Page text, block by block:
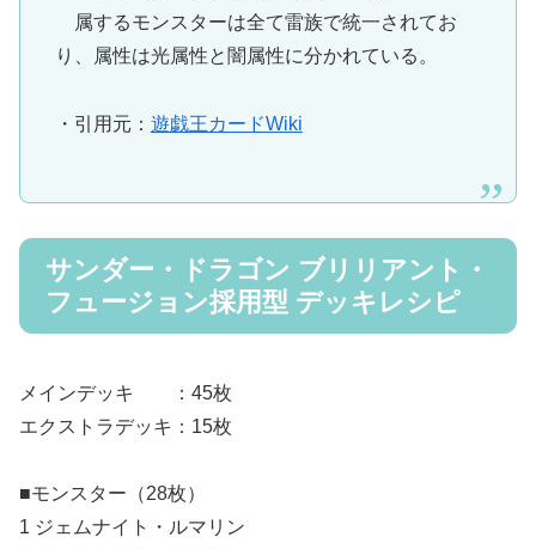
属するモンスターは全て雷族で統一されてお
り、属性は光属性と闇属性に分かれている。
・引用元： 遊戯王カードWiki
サンダー・ドラゴン ブリリアント・
フュージョン採用型 デッキレシピ
メインデッキ ：45枚
エクストラデッキ：15枚
■モンスター（28枚）
1 ジェムナイト・ルマリン